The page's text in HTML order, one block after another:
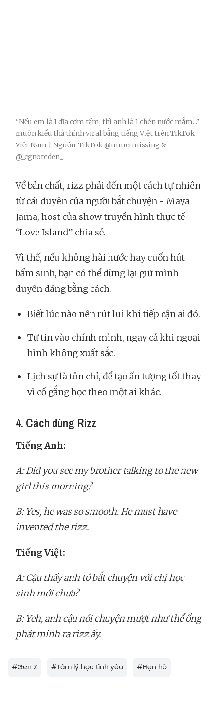
"Nếu em là 1 dĩa cơm tấm, thì anh là 1 chén nước mắm..."
muôn kiểu thả thính viral bằng tiếng Việt trên TikTok
Việt Nam | Nguồn: TikTok @mmctmissing &
@_cgnoteden_
Về bản chất, rizz phải đến một cách tự nhiên
từ cái duyên của người bắt chuyện - Maya
Jama, host của show truyền hình thực tế
“Love Island” chia sẻ.
Vì thế, nếu không hài hước hay cuốn hút
bẩm sinh, bạn có thể dừng lại giữ mình
duyên dáng bằng cách:
Biết lúc nào nên rút lui khi tiếp cận ai đó.
Tự tin vào chính mình, ngay cả khi ngoại
hình không xuất sắc.
Lịch sự là tôn chỉ, để tạo ấn tượng tốt thay
vì cố gắng học theo một ai khác.
4. Cách dùng Rizz
Tiếng Anh:
A: Did you see my brother talking to the new
girl this morning?
B: Yes, he was so smooth. He must have
invented the rizz.
Tiếng Việt:
A: Cậu thấy anh tớ bắt chuyện với chị học
sinh mới chưa?
B: Yeh, anh cậu nói chuyện mượt như thể ổng
phát minh ra rizz ấy.
#Gen Z #Tâm lý học tình yêu #Hẹn hò